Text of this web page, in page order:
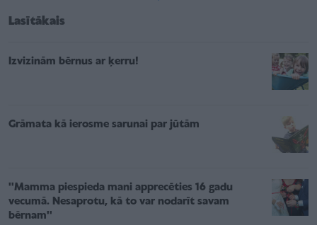
Lasītākais
Izvizinām bērnus ar ķerru!
Grāmata kā ierosme sarunai par jūtām
''Mamma piespieda mani apprecēties 16 gadu
vecumā. Nesaprotu, kā to var nodarīt savam
bērnam''